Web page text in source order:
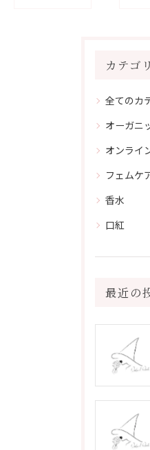
カテゴ
全てのカ
オーガニ
オンライ
フェムケ
香水
口紅
最近の